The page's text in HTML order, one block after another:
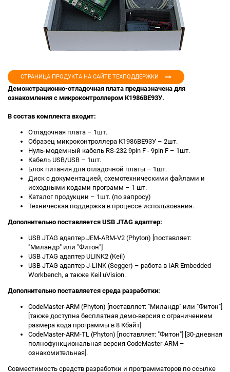
Демонстрационно-отладочная плата предназначена для
ознакомления с микроконтроллером К1986ВЕ93У.
В состав комплекта входит:
Отладочная плата – 1шт.
Образец микроконтроллера К1986ВЕ93У – 2шт.
Нуль-модемный кабель RS-232 9pin F - 9pin F – 1шт.
Кабель USB/USB – 1шт.
Блок питания для отладочной платы – 1шт.
Диск с документацией, схемотехническими файлами и
исходными кодами программ – 1 шт.
Каталог продукции – 1шт. (по запросу)
Техническая поддержка в процессе использования.
Дополнительно поставляется USB JTAG адаптер:
USB JTAG адаптер JEM-ARM-V2 (Phyton) [поставляет:
"Миландр" или "Фитон"]
USB JTAG адаптер ULINK2 (Keil)
USB JTAG адаптер J-LINK (Segger) – работа в IAR Embedded
Workbench, а также Keil uVision.
Дополнительно поставляется среда разработки:
CodeMaster-ARM (Phyton) [поставляет: "Миландр" или "Фитон"]
[также доступна бесплатная демо-версия с ограничением
размера кода программы в 8 Кбайт]
CodeMaster-ARM-TL (Phyton) [поставляет: "Фитон"] [30-дневная
полнофункциональная версия CodeMaster-ARM –
ознакомительная].
Совместимость средств разработки и программаторов по ссылке
СТРАНИЦА ПРОДУКТА НА САЙТЕ ТЕХПОДДЕРЖКИ